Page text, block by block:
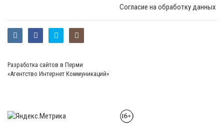
Согласие на обработку данных
Разработка сайтов в Перми
«Агентство Интернет Коммуникаций»